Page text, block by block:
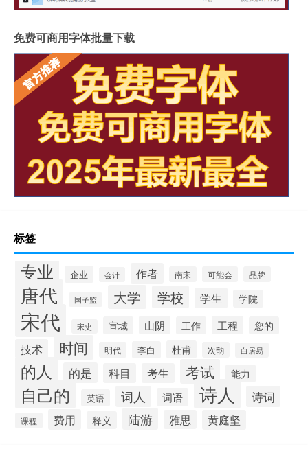
免费可商用字体批量下载
标签
专业 企业 会计 作者 南宋 可能会 品牌
唐代 国子监 大学 学校 学生 学院
宋代 宋史 宣城 山阴 工作 工程 您的
技术 时间 明代 李白 杜甫 次韵 白居易
的人 的是 科目 考生 考试 能力
自己的 英语 词人 词语 诗人 诗词
课程 费用 释义 陆游 雅思 黄庭坚